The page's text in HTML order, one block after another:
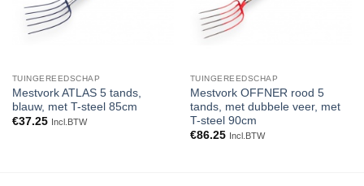
TUINGEREEDSCHAP
Mestvork ATLAS 5 tands,
blauw, met T-steel 85cm
€37.25 Incl.BTW
TUINGEREEDSCHAP
Mestvork OFFNER rood 5
tands, met dubbele veer, met
T-steel 90cm
€86.25 Incl.BTW